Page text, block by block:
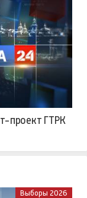
проект ГТРК
Выборы 2026